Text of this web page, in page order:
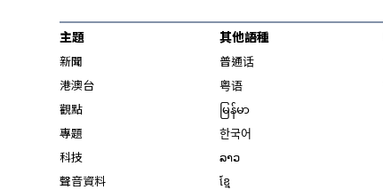
主題
新聞
港澳台
觀點
專題
科技
聲音資料
其他語種
普通话
粤语
မြန်မာ
한국어
ລາວ
ខ្មែ